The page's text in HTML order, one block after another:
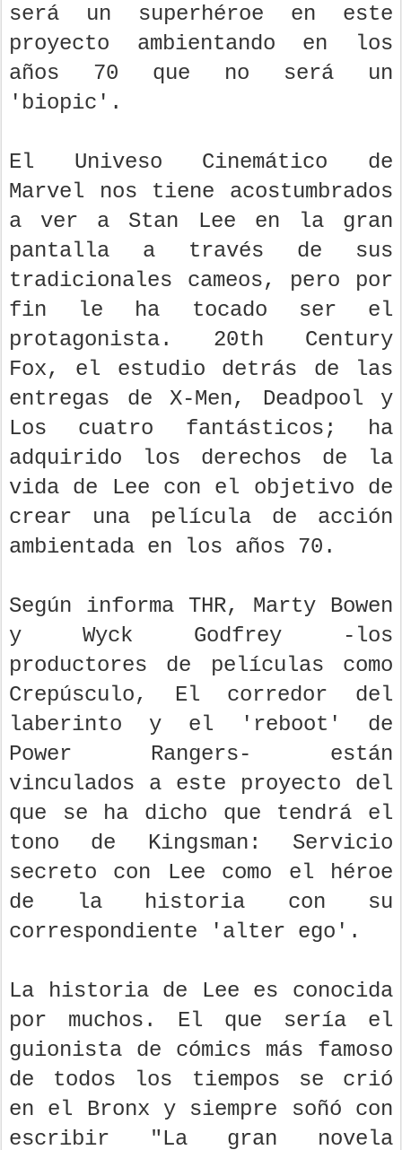
será un superhéroe en este
proyecto ambientando en los
años 70 que no será un
'biopic'.
El Univeso Cinemático de
Marvel nos tiene acostumbrados
a ver a Stan Lee en la gran
pantalla a través de sus
tradicionales cameos, pero por
fin le ha tocado ser el
protagonista. 20th Century
Fox, el estudio detrás de las
entregas de X-Men, Deadpool y
Los cuatro fantásticos; ha
adquirido los derechos de la
vida de Lee con el objetivo de
crear una película de acción
ambientada en los años 70.
Según informa THR, Marty Bowen
y Wyck Godfrey -los
productores de películas como
Crepúsculo, El corredor del
laberinto y el 'reboot' de
Power Rangers- están
vinculados a este proyecto del
que se ha dicho que tendrá el
tono de Kingsman: Servicio
secreto con Lee como el héroe
de la historia con su
correspondiente 'alter ego'.
La historia de Lee es conocida
por muchos. El que sería el
guionista de cómics más famoso
de todos los tiempos se crió
en el Bronx y siempre soñó con
escribir "La gran novela